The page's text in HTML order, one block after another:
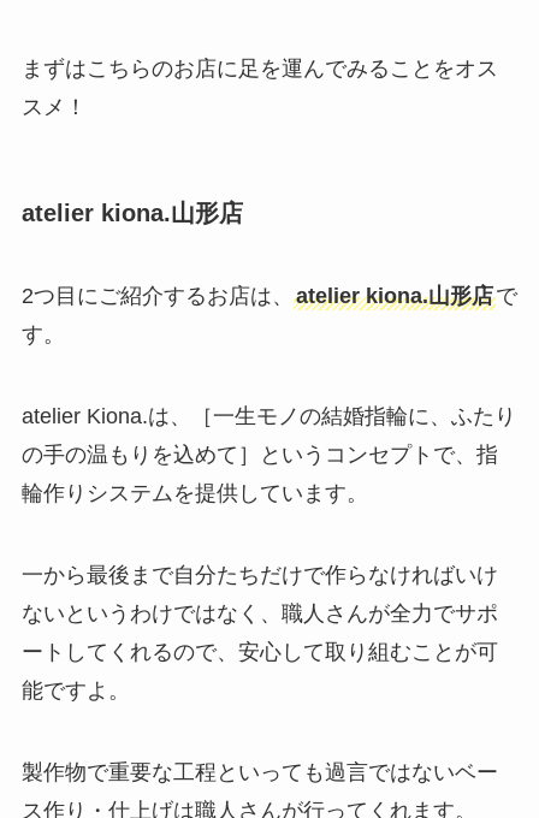
まずはこちらのお店に足を運んでみることをオス
スメ！
atelier kiona.山形店
2つ目にご紹介するお店は、 atelier kiona.山形店で
す。
atelier Kiona.は、［一生モノの結婚指輪に、ふたり
の手の温もりを込めて］というコンセプトで、指
輪作りシステムを提供しています。
一から最後まで自分たちだけで作らなければいけ
ないというわけではなく、職人さんが全力でサポ
ートしてくれるので、安心して取り組むことが可
能ですよ。
製作物で重要な工程といっても過言ではないベー
ス作り・仕上げは職人さんが行ってくれます。